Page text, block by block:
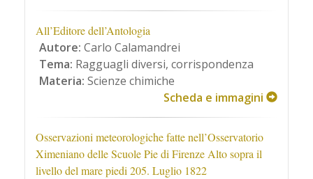
All’Editore dell’Antologia
Autore: Carlo Calamandrei
Tema: Ragguagli diversi, corrispondenza
Materia: Scienze chimiche
Scheda e immagini
Osservazioni meteorologiche fatte nell’Osservatorio
Ximeniano delle Scuole Pie di Firenze Alto sopra il
livello del mare piedi 205. Luglio 1822